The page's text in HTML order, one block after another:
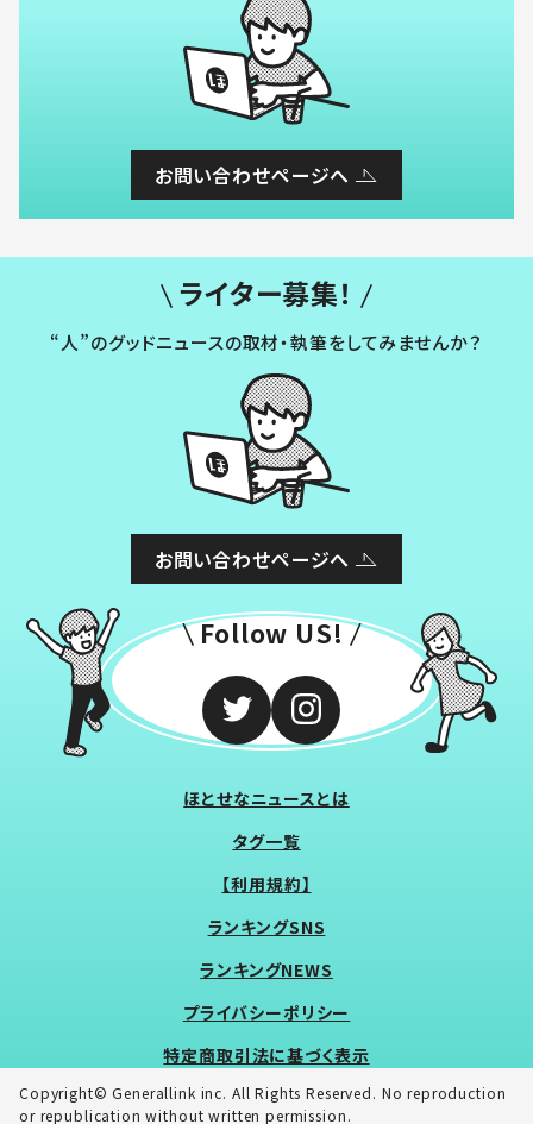
お問い合わせページへ
ライター募集！
“人”のグッドニュースの取材・執筆をしてみませんか？
お問い合わせページへ
Follow US!
ほとせなニュースとは
タグ一覧
【利用規約】
ランキングSNS
ランキングNEWS
プライバシーポリシー
特定商取引法に基づく表示
Copyright© Generallink inc. All Rights Reserved. No reproduction
or republication without written permission.